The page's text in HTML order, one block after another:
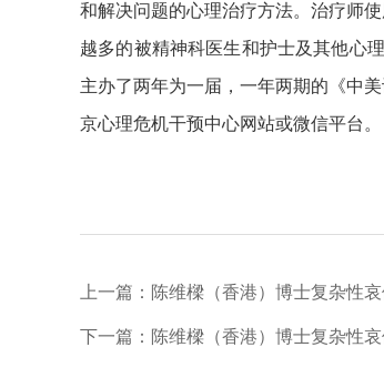
和解决问题的心理治疗方法。治疗师
越多的被精神科医生和护士及其他心
主办了两年为一届，一年两期的《中
京心理危机干预中心网站或微信平台。
上一篇：陈维樑（香港）博士复杂性
下一篇：陈维樑（香港）博士复杂性